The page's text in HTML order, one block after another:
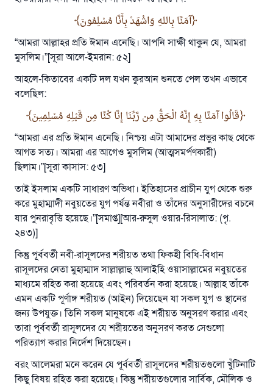
آمَنَّا بِاللهِ وَاشْهَدْ بِأَنَّا مُسْلِمُونَ
“আমরা আল্লাহর প্রতি ঈমান এনেছি। আপনি সাক্ষী থাকুন যে, আমরা
মুসলিম।”[সূরা আলে-ইমরান: ৫২]
আহলে-কিতাবের একটি দল যখন কুরআন শুনতে পেল তখন এভাবে
বলেছিল:
قَالُوا آمَنَّا بِهِ إِنَّهُ الْحَقُّ مِن رَّبِّنَا إِنَّا كُنَّا مِن قَبْلِهِ مُسْلِمِينَ
“আমরা এর প্রতি ঈমান এনেছি। নিশ্চয় এটা আমাদের প্রভুর কাছ থেকে
আগত সত্য। আমরা এর আগেও মুসলিম (আত্মসমর্পণকারী)
ছিলাম।”[সূরা কাসাস: ৫৩]
তাই ইসলাম একটি সাধারণ অভিধা। ইতিহাসের প্রাচীন যুগ থেকে শুরু
করে মুহাম্মাদী নবুয়তের যুগ পর্যন্ত নবীরা ও তাঁদের অনুসারীদের বচনে
যার পুনরাবৃত্তি হয়েছে।”[সমাপ্ত][আর-রুসুল ওয়ার-রিসালাত: (পৃ.
২৪৩)]
কিন্তু পূর্ববর্তী নবী-রাসূলদের শরীয়ত তথা ফিকহী বিধি-বিধান
রাসূলদের নেতা মুহাম্মাদ সাল্লাল্লাহু আলাইহি ওয়াসাল্লামের নবুয়তের
মাধ্যমে রহিত করা হয়েছে এবং পরিবর্তন করা হয়েছে। আল্লাহ তাঁকে
এমন একটি পূর্ণাঙ্গ শরীয়ত (আইন) দিয়েছেন যা সকল যুগ ও স্থানের
জন্য উপযুক্ত। তিনি সকল মানুষকে এই শরীয়ত অনুসরণ করার এবং
তারা পূর্ববর্তী রাসূলদের যে শরীয়তের অনুসরণ করত সেগুলো
পরিত্যাগ করার নির্দেশ দিয়েছেন।
বরং আলেমরা মনে করেন যে পূর্ববর্তী রাসূলদের শরীয়তগুলো খুঁটিনাটি
কিছু বিষয় রহিত করা হয়েছে। কিন্তু শরীয়তগুলোর সার্বিক, মৌলিক ও
করেছিল।
উম্মাহকে উত্তর দিতে আমাদেরকে সহযোগিতা করুন
রাসূল সাল্লাল্লাহু আলাইহি ওয়া সাল্লাম বলেছেন
যে ব্যক্তি সৎ কর্মের পথ দেখাবে সে সৎকর্মকারীর সমান
(সহিহ মুসলিম; ১৮৯৩)
এখনই শরীক হোন